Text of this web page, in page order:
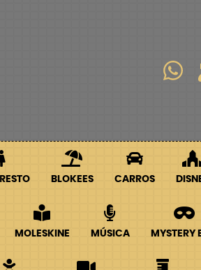
BLOKEES CARROS
MOLESKINE MÚSICA MYSTERY